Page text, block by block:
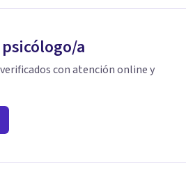
a
con atención online y